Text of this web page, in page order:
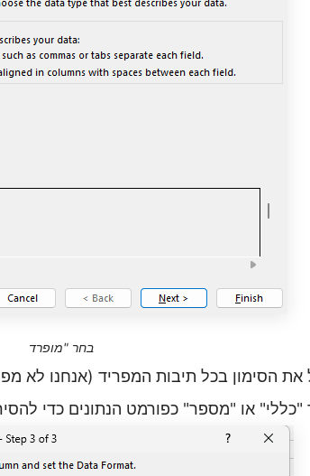
בחר "מופרד
את הסימון בכל תיבות המפריד (אנחנו לא
"כללי" או "מספר" כפורמט הנתונים כדי